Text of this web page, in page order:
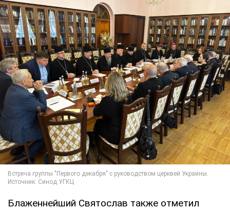
Блаженнейший Святослав также отметил